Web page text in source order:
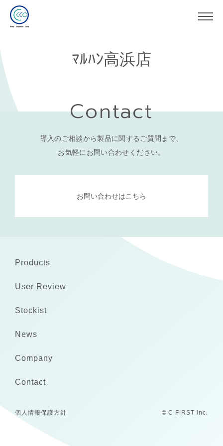
ﾏﾙﾊﾝ高浜店
Contact
導入のご相談から製品に関するご質問まで、
お気軽にお問い合わせください。
お問い合わせはこちら
Products
User Review
Stockist
News
Company
Contact
個人情報保護方針 © C FIRST inc.